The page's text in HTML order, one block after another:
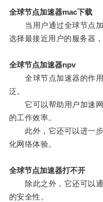
全球节点加速器mac下载
当用户通过全球节点加
选择最接近用户的服务器
全球节点加速器npv
全球节点加速器的作用
泛。
它可以帮助用户加速网
的工作效率。
此外，它还可以进一步
化网络体验。
全球节点加速器打不开
除此之外，它还可以通
的安全性。